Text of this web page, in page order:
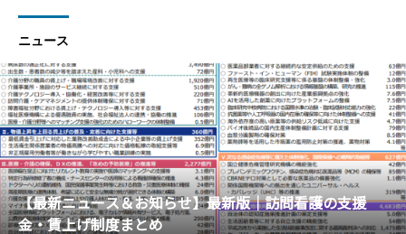
を感じたことはありませんか？訪問看護ステーションを取り巻く
環境は、保険制度・診療報酬・カスハラ対策など、経営者が知
ニュース
【最新ニュース＆お知らせ】最新版｜訪問看護の支援
金・賃上げ制度まとめ